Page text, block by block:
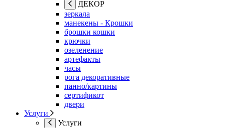
ДЕКОР
зеркала
манекены - Крошки
брошки кошки
крючки
озеленение
артефакты
часы
рога декоративные
панно/картины
сертификот
двери
Услуги
Услуги